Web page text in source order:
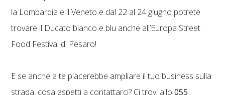
la Lombardia e il Veneto e dal 22 al 24 giugno potrete
trovare il Ducato bianco e blu anche all’Europa Street
Food Festival di Pesaro!
E se anche a te piacerebbe ampliare il tuo business sulla
strada, cosa aspetti a contattarci? Ci trovi allo055